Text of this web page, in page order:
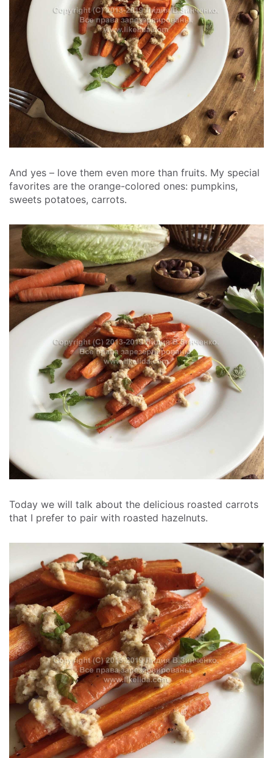
And yes – love them even more than fruits. My special
favorites are the orange-colored ones: pumpkins,
sweets potatoes, carrots.
Today we will talk about the delicious roasted carrots
that I prefer to pair with roasted hazelnuts.